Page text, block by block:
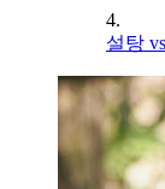
4.
설탕